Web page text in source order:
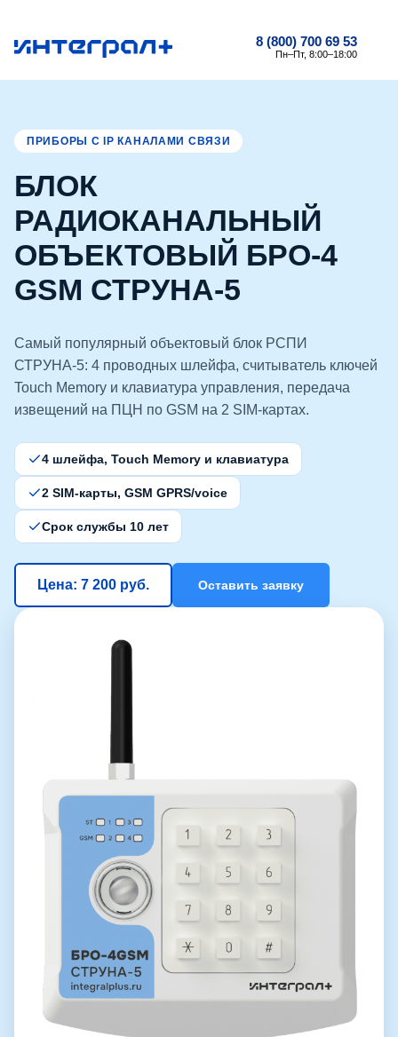
8 (800) 700 69 53
Пн–Пт, 8:00–18:00
ПРИБОРЫ С IP КАНАЛАМИ СВЯЗИ
БЛОК
РАДИОКАНАЛЬНЫЙ
ОБЪЕКТОВЫЙ БРО-4
GSM СТРУНА-5
Самый популярный объектовый блок РСПИ
СТРУНА-5: 4 проводных шлейфа, считыватель ключей
Touch Memory и клавиатура управления, передача
извещений на ПЦН по GSM на 2 SIM-картах.
4 шлейфа, Touch Memory и клавиатура
2 SIM-карты, GSM GPRS/voice
Срок службы 10 лет
Цена: 7 200 руб. Оставить заявку